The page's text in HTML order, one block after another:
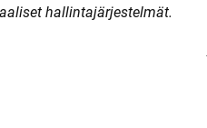
hallintajärjestelmät.